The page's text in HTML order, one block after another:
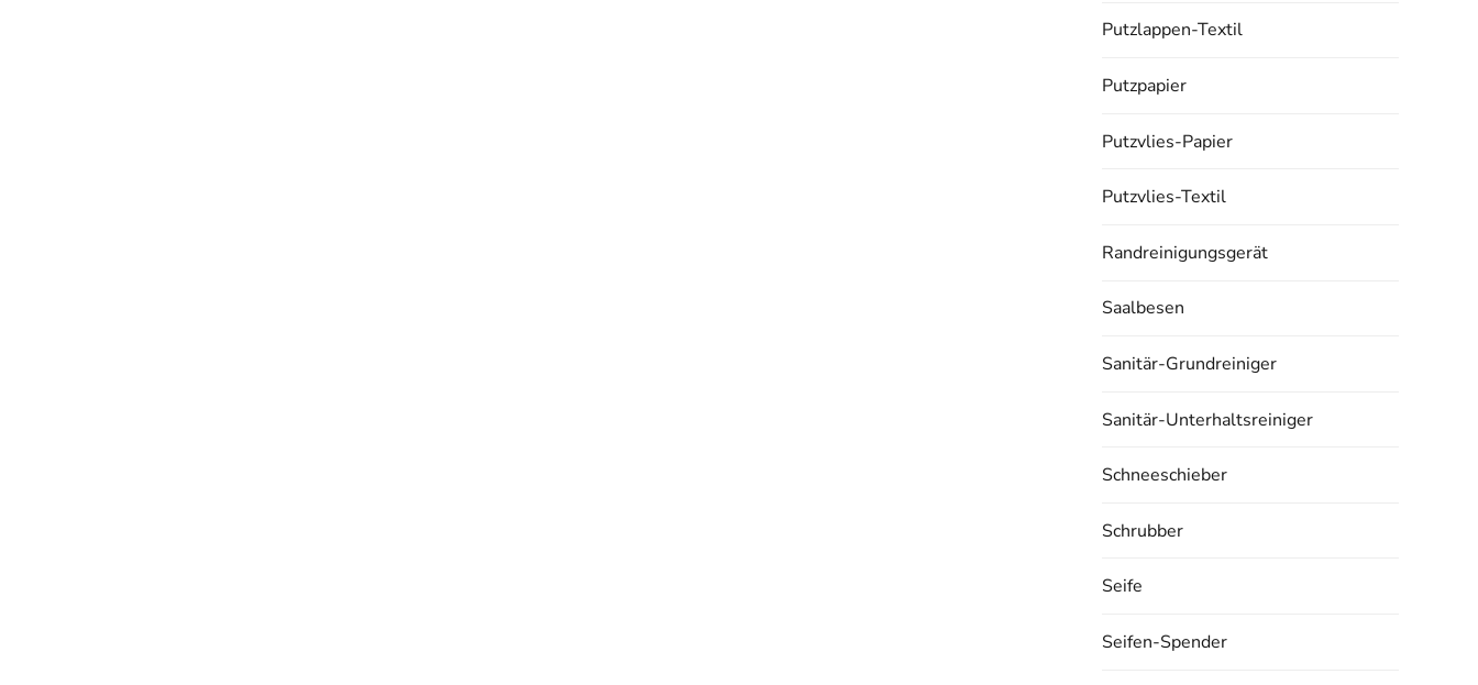
Putzlappen-Textil
Putzpapier
Putzvlies-Papier
Putzvlies-Textil
Randreinigungsgerät
Saalbesen
Sanitär-Grundreiniger
Sanitär-Unterhaltsreiniger
Schneeschieber
Schrubber
Seife
Seifen-Spender